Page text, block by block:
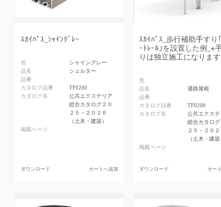
ｽｶｲﾊﾟｽ_ｼｬｲﾝｸﾞﾚｰ
色
シャイングレー
品名
シェルター
品番
カタログ品番
TF0200
カタログ名
公共エクステリア
総合カタログ２０
２５－２０２６
（土木・建築）
掲載ページ
ダウンロード カートへ追加
ｽｶｲﾊﾟｽ_歩行補助手すり
ｰﾄﾚｰﾙ｣を設置した例_※
りは独立施工になりま
色
品名
通路屋根
品番
カタログ品番
TF0200
カタログ名
公共エクス
総合カタロ
２５－２０
（土木・建
掲載ページ
ダウンロード カー